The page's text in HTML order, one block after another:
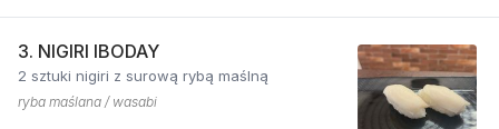
3. NIGIRI IBODAY
2 sztuki nigiri z surową rybą maślną
ryba maślana / wasabi